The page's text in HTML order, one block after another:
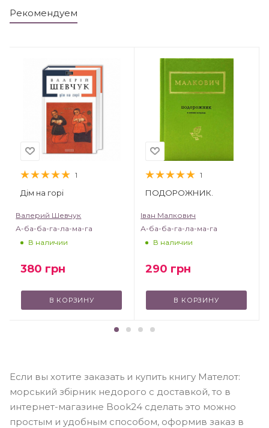
Рекомендуем
1
Дім на горі
Валерий Шевчук
А-ба-ба-га-ла-ма-га
В наличии
380 грн
В КОРЗИНУ
1
ПОДОРОЖНИК.
Іван Малкович
А-ба-ба-га-ла-ма-га
В наличии
290 грн
В КОРЗИНУ
Если вы хотите заказать и купить книгу Мателот:
морський збірник недорого с доставкой, то в
интернет-магазине Book24 сделать это можно
простым и удобным способом, оформив заказ в